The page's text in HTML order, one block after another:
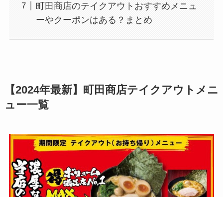
町田商店のテイクアウトおすすめメニュ
ーやクーポンはある？まとめ
【2024年最新】町田商店テイクアウトメニ
ュー一覧